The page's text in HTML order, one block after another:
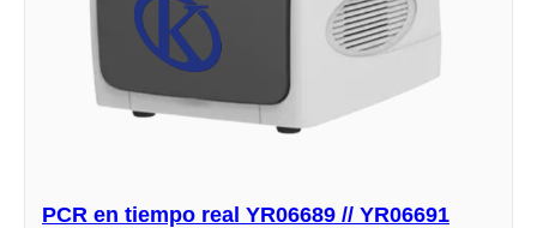
PCR en tiempo real YR06689 // YR06691